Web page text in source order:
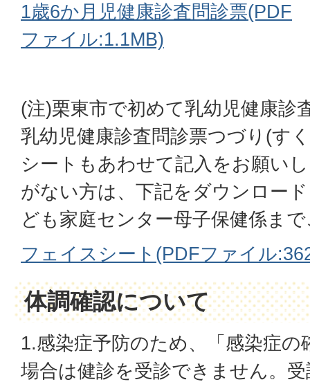
1歳6か月児健康診査問診票(PDF
ファイル:1.1MB)
(注)栗東市で初めて乳幼児健康診
乳幼児健康診査問診票つづり(す
シートもあわせて記入をお願い
がない方は、下記をダウンロー
ども家庭センター母子保健係ま
フェイスシート(PDFファイル
体調確認について
1.感染症予防のため、「感染症の
場合は健診を受診できません。